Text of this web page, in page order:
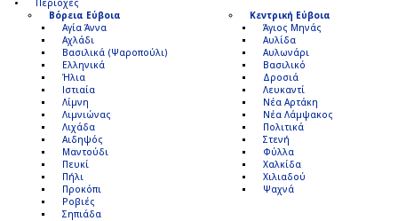
Βόρεια Εύβοια
Αγία Άννα
Αχλάδι
Βασιλικά (Ψαροπούλι)
Ελληνικά
Ήλια
Ιστιαία
Λίμνη
Λιμνιώνας
Λιχάδα
Αιδηψός
Μαντούδι
Πευκί
Πήλι
Προκόπι
Ροβιές
Σηπιάδα
Κεντρική Εύβοια
Άγιος Μηνάς
Αυλίδα
Αυλωνάρι
Βασιλικό
Δροσιά
Λευκαντί
Νέα Αρτάκη
Νέα Λάμψακος
Πολιτικά
Στενή
Φύλλα
Χαλκίδα
Χιλιαδού
Ψαχνά